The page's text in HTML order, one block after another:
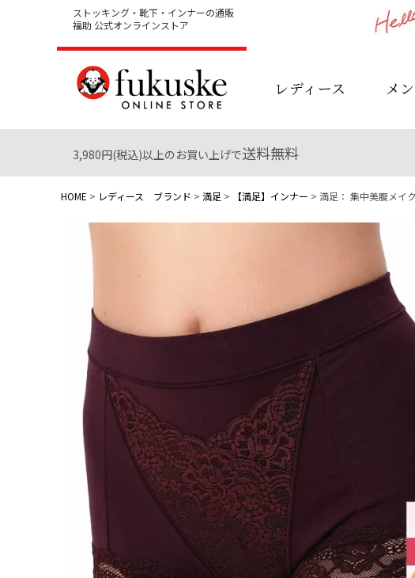
ストッキング・靴下・インナーの通販
福助 公式オンラインストア
レディース メ
3,980円(税込)以上のお買い上げで送料無料
HOME レディース ブランド 満足 【満足】インナー 満足： 集中美腹メイ